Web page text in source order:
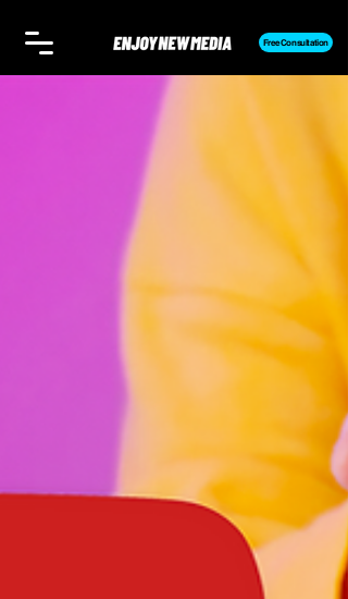
Free Consultation